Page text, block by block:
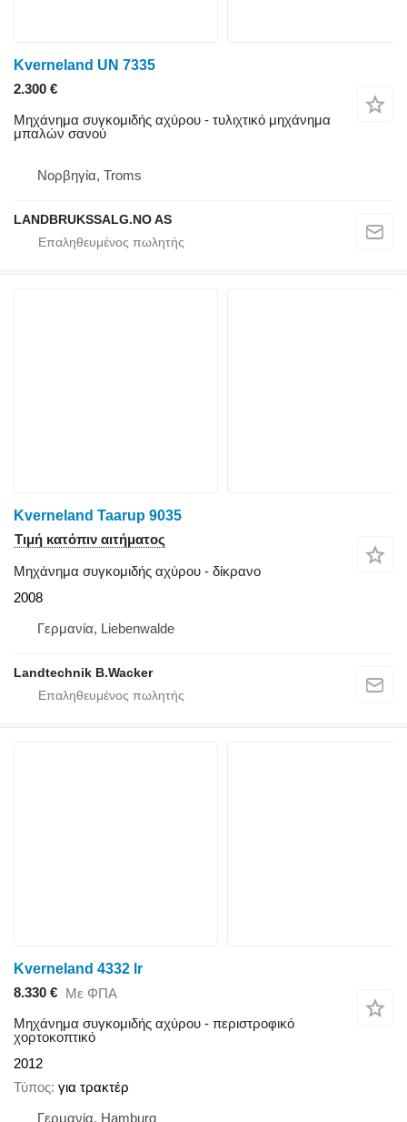
Kverneland UN 7335
2.300 €
Μηχάνημα συγκομιδής αχύρου - τυλιχτικό μηχάνημα
μπαλών σανού
Νορβηγία, Troms
LANDBRUKSSALG.NO AS
Kverneland Taarup 9035
Τιμή κατόπιν αιτήματος
Μηχάνημα συγκομιδής αχύρου - δίκρανο
2008
Γερμανία, Liebenwalde
Landtechnik B.Wacker
Kverneland 4332 lr
8.330 € Με ΦΠΑ
Μηχάνημα συγκομιδής αχύρου - περιστροφικό
χορτοκοπτικό
2012
Τύπος για τρακτέρ
Γερμανία, Hamburg